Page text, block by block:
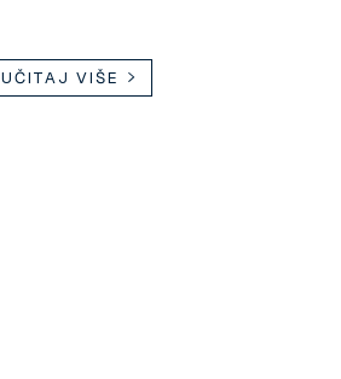
UČITAJ VIŠE